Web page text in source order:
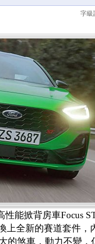
字級
能掀背房車Focus
上全新的賽道套件，
的煞車，動力不變，